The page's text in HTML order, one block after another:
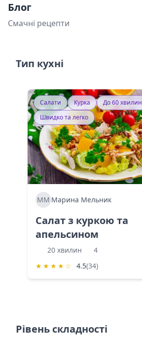
Блог
Смачні рецепти
Тип кухні
Салати Курка
До 60 хвилин
Швидко та легко
ММ Марина Мельник
Салат з куркою та
апельсином
20 хвилин
4
★ ★ ★ ★ ☆ 4.5(34)
Рівень складності